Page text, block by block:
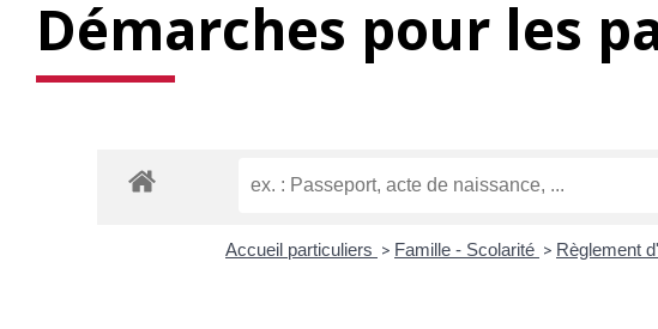
Démarches pour les
Accueil particuliers > Famille - Scolarité > Règlement